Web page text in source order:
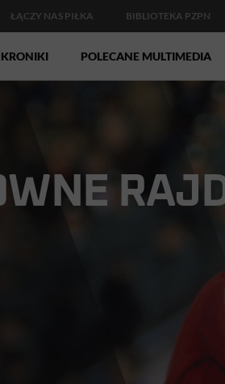
ŁĄCZY NAS PIŁKA BIBLIOTEKA PZPN
KRONIKI POLECANE MULTIMEDIA